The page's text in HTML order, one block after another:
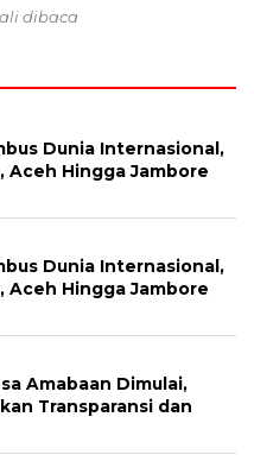
dibaca
Dunia Internasional,
Aceh Hingga Jambore
Dunia Internasional,
Aceh Hingga Jambore
Amabaan Dimulai,
Transparansi dan